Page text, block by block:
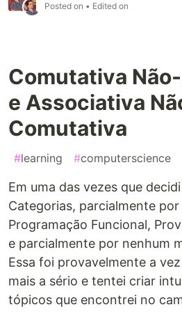
Posted on • Edited on
Comutativa
e Associativa
Comutativa
#learning #computerscience
Em uma das vezes que
Categorias, parcialmente por
Programação Funcional,
e parcialmente por nenhum
Essa foi provavelmente a
mais a sério e tentei criar
tópicos que encontrei no